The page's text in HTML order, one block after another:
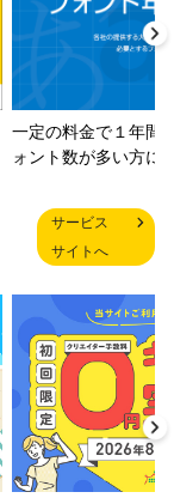
一定の料金で１年間
ォント数が多い方に
サービス
サイトへ